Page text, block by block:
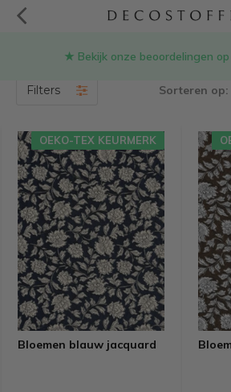
★ Bekijk onze beoordelingen
Bloemen stoffen(69)
Filters Sorteren op:
Bloemen blauw jacquard
OEKO-TEX KEURMERK